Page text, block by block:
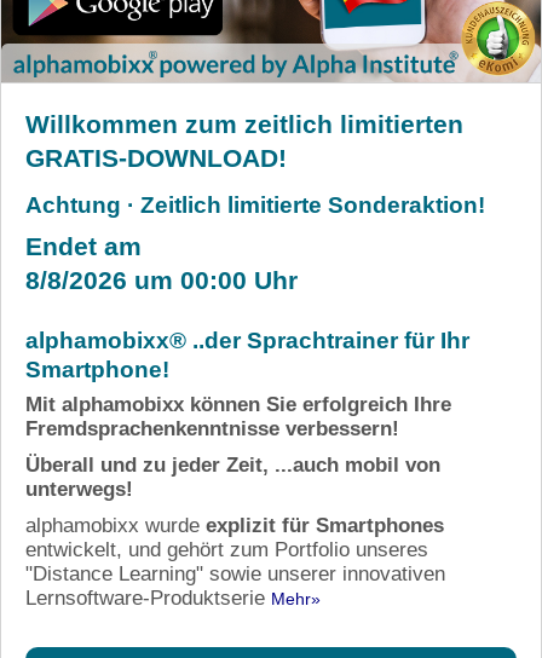
Willkommen zum zeitlich limitierten
GRATIS-DOWNLOAD!
Achtung · Zeitlich limitierte Sonderaktion!
Endet am
8/8/2026 um 00:00 Uhr
alphamobixx® ..der Sprachtrainer für Ihr
Smartphone!
Mit alphamobixx können Sie erfolgreich Ihre
Fremdsprachenkenntnisse verbessern!
Überall und zu jeder Zeit, ...auch mobil von
unterwegs!
alphamobixx wurde explizit für Smartphones
entwickelt, und gehört zum Portfolio unseres
"Distance Learning" sowie unserer innovativen
Lernsoftware-Produktserie Mehr»